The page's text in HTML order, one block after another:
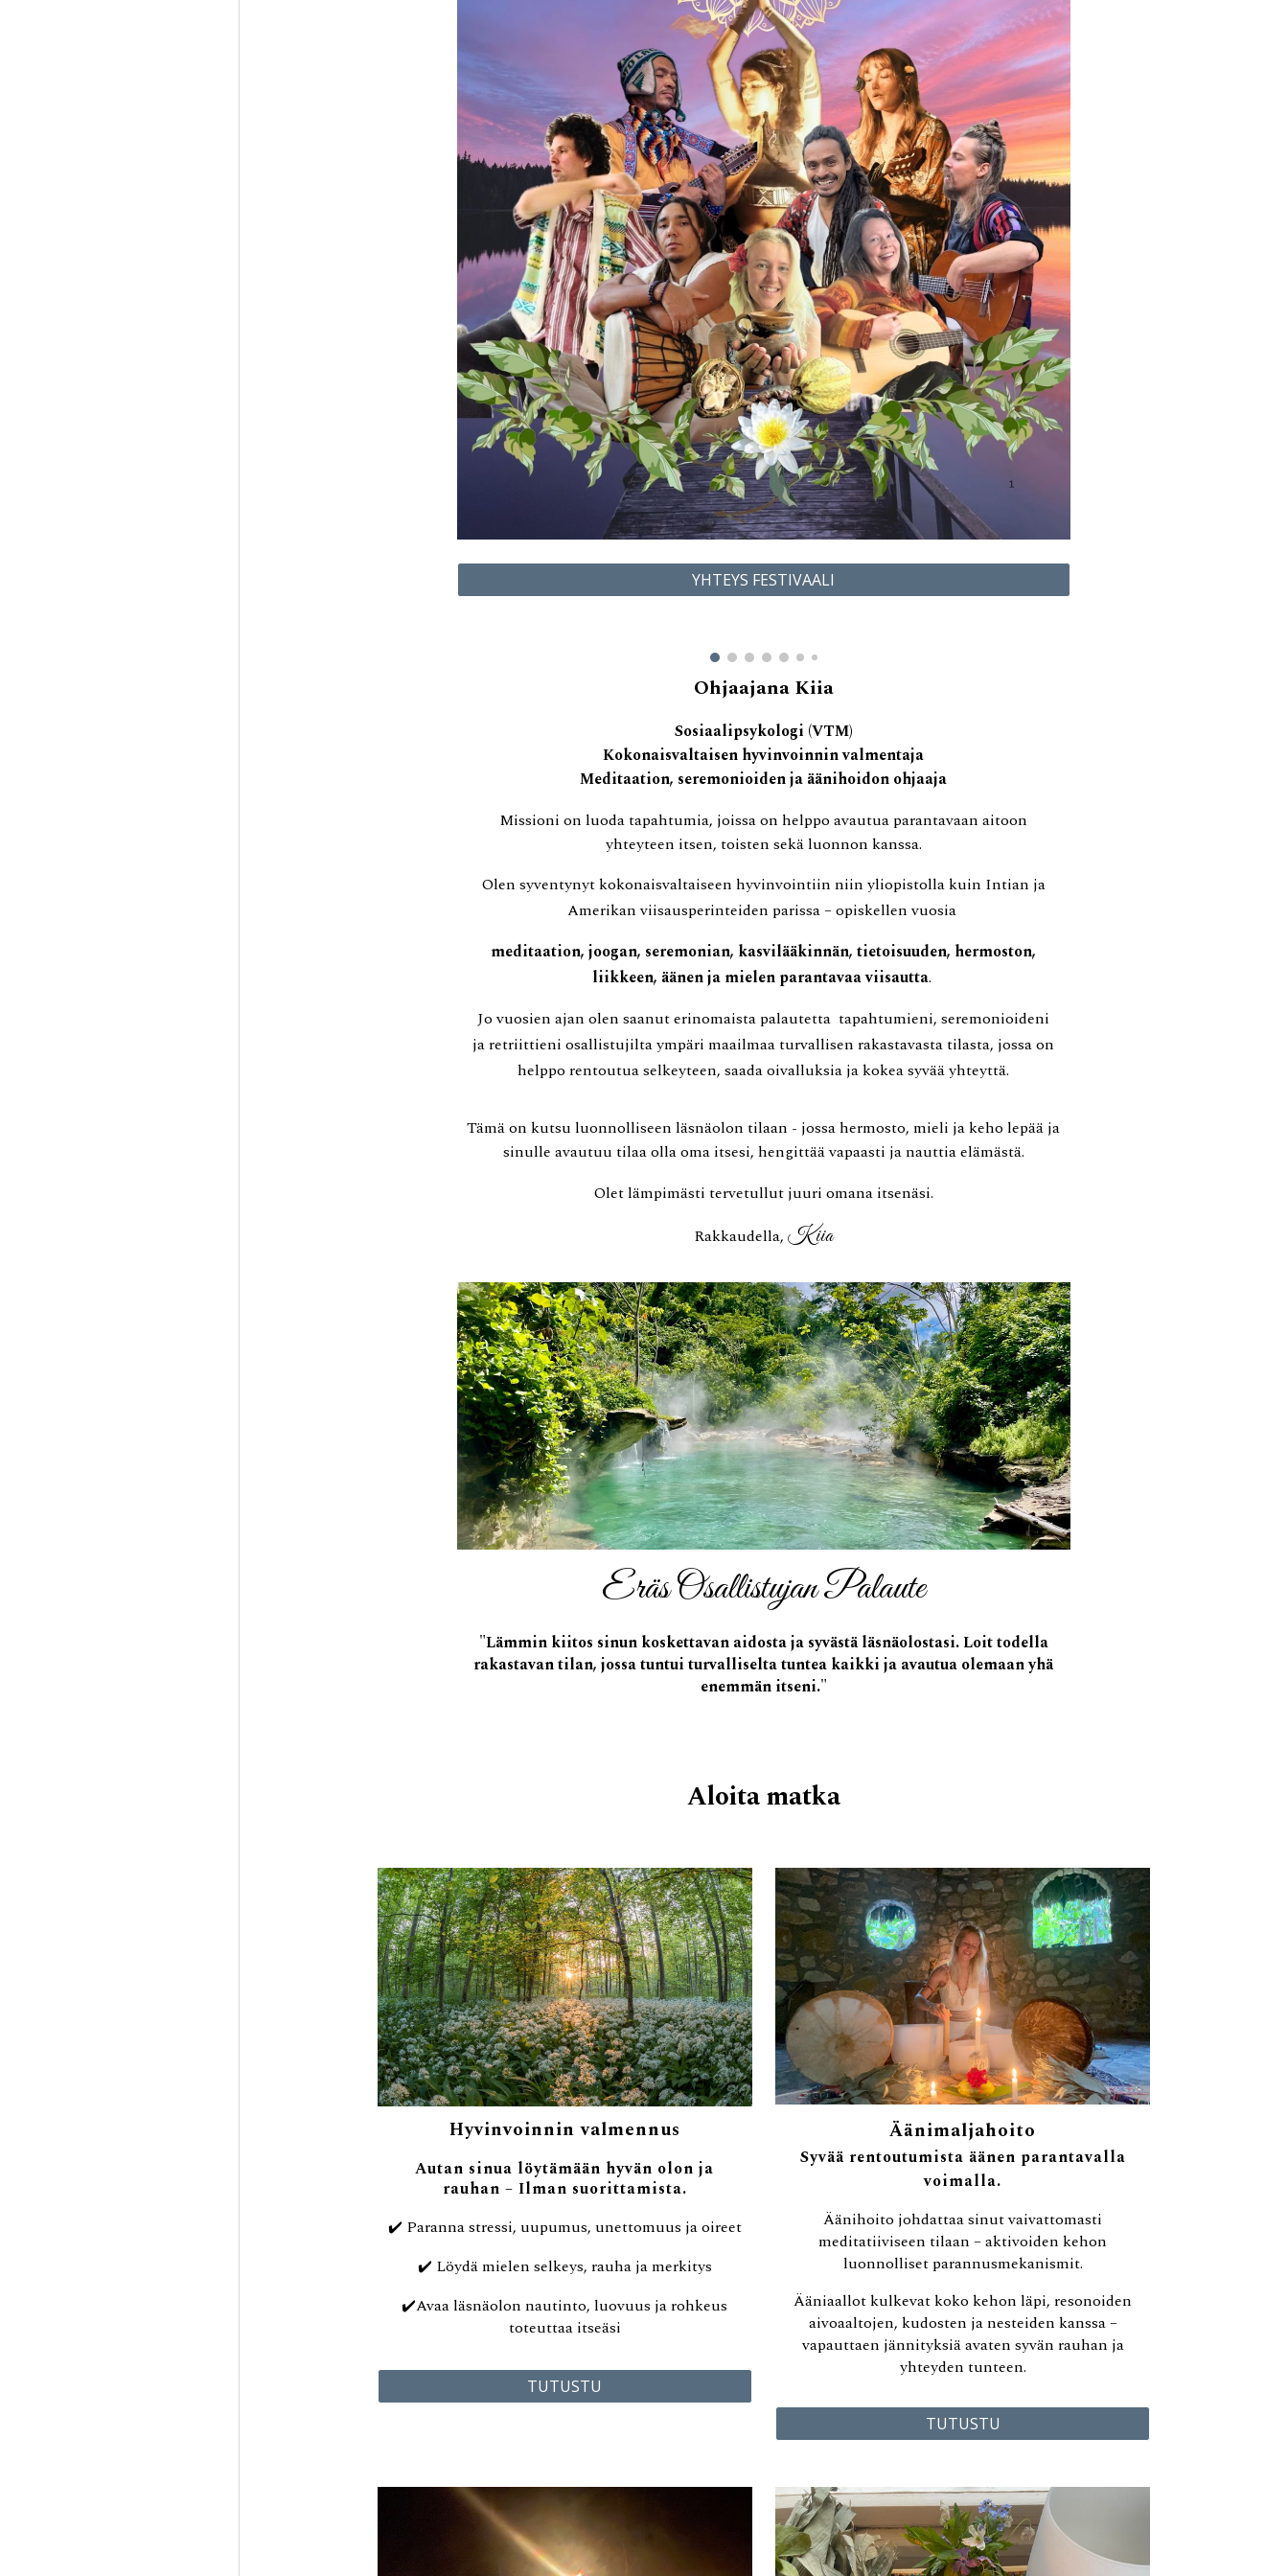
YHTEYS FESTIVAALI
Ohjaajana Kiia
Sosiaalipsykologi (VTM)
Kokonaisvaltaisen hyvinvoinnin valmentaja
Meditaation, seremonioiden ja äänihoidon ohjaaja
Missioni onluoda tapahtumia, joissa on helppo avautua parantavaan aitoon
yhteyteen itsen, toisten sekä luonnon kanssa.
Olen syventynytkokonaisvaltaiseen hyvinvointiin niin yliopistollakuin Intian ja
Amerikanviisausperinteiden parissa – opiskellen vuosia
meditaation, joogan, seremonian, kasvilääkinnän, tietoisuuden, hermoston,
liikkeen, äänen ja mielen parantavaa viisautta.
Jo vuosien ajan olen saanut erinomaista palautetta tapahtumieni, seremonioideni
ja retriittieni osallistujilta ympäri maailmaa turvallisen rakastavasta tilasta, jossa on
helppo rentoutua selkeyteen, saada oivalluksia ja kokea syvää yhteyttä.
Tämä on kutsu luonnolliseen läsnäolon tilaan - jossa hermosto,mieli ja keho lepää ja
sinulle avautuu tilaa olla oma itsesi, hengittää vapaasti ja nauttia elämästä.
Olet lämpimästi tervetullut juuri omana itsenäsi.
Rakkaudella, Kiia
EräsOsallistujan Palaute
"Lämmin kiitos sinun koskettavan aidosta ja syvästä läsnäolostasi. Loittodella
rakastavantilan, jossatuntui turvalliseltatuntea kaikki ja avautua olemaan yhä
enemmän itseni."
Aloita matka
Hyvinvoinnin valmennus
Autan sinua löytämään hyvän olon ja
rauhan – Ilman suorittamista.
✔️ Paranna stressi, uupumus, unettomuus ja oireet
✔️ Löydä mielen selkeys, rauha ja merkitys
✔️Avaa läsnäolon nautinto, luovuus ja rohkeus
toteuttaa itseäsi
TUTUSTU
Äänimaljahoito
Syvää rentoutumista äänen parantavalla
voimalla.
Äänihoito johdattaa sinut vaivattomasti
meditatiiviseen tilaan – aktivoiden kehon
luonnolliset parannusmekanismit.
Ääniaallot kulkevat koko kehon läpi, resonoiden
aivoaaltojen, kudosten ja nesteiden kanssa –
vapauttaen jännityksiäavaten syvän rauhan ja
yhteyden tunteen.
TUTUSTU